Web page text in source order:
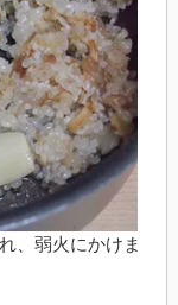
、弱火にかけま